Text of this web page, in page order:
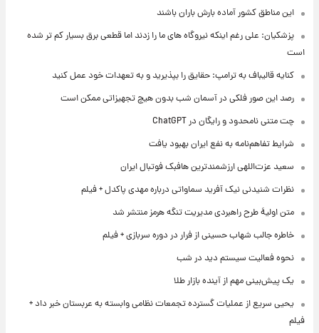
این مناطق کشور آماده بارش باران باشند
پزشکیان: علی رغم اینکه نیروگاه های ما را زدند اما قطعی برق بسیار کم تر شده
است
کنایه قالیباف به ترامپ: حقایق را بپذیرید و به تعهدات خود عمل کنید
رصد این صور فلکی در آسمان شب بدون هیچ تجهیزاتی ممکن است
چت متنی نامحدود و رایگان در ChatGPT
شرایط تفاهم‌نامه به نفع ایران بهبود یافت
سعید عزت‌اللهی ارزشمندترین هافبک فوتبال ایران
نظرات شنیدنی نیک آفرید سماواتی درباره مهدی پاکدل + فیلم
متن اولیۀ طرح راهبردی مدیریت تنگه هرمز منتشر شد
خاطره جالب شهاب حسینی از فرار در دوره سربازی + فیلم
نحوه فعالیت سیستم دید در شب
یک پیش‌بینی مهم از آینده بازار طلا
یحیی سریع از عملیات گسترده تجمعات نظامی وابسته به عربستان خبر داد +
فیلم